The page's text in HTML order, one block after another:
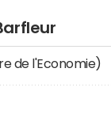
de l'Economie)